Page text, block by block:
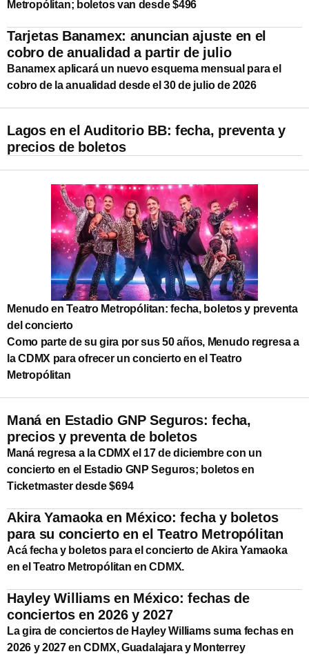
Metropólitan; boletos van desde $496
Tarjetas Banamex: anuncian ajuste en el
cobro de anualidad a partir de julio
Banamex aplicará un nuevo esquema mensual para el
cobro de la anualidad desde el 30 de julio de 2026
Lagos en el Auditorio BB: fecha, preventa y
precios de boletos
Menudo en Teatro Metropólitan: fecha, boletos y preventa
del concierto
Como parte de su gira por sus 50 años, Menudo regresa a
la CDMX para ofrecer un concierto en el Teatro
Metropólitan
Maná en Estadio GNP Seguros: fecha,
precios y preventa de boletos
Maná regresa a la CDMX el 17 de diciembre con un
concierto en el Estadio GNP Seguros; boletos en
Ticketmaster desde $694
Akira Yamaoka en México: fecha y boletos
para su concierto en el Teatro Metropólitan
Acá fecha y boletos para el concierto de Akira Yamaoka
en el Teatro Metropólitan en CDMX.
Hayley Williams en México: fechas de
conciertos en 2026 y 2027
La gira de conciertos de Hayley Williams suma fechas en
2026 y 2027 en CDMX, Guadalajara y Monterrey